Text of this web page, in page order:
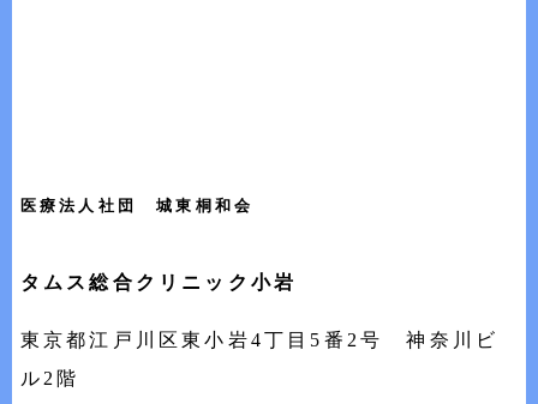
医療法人社団 城東桐和会
タムス総合クリニック小岩
東京都江戸川区東小岩4丁目5番2号 神奈川ビ
ル2階